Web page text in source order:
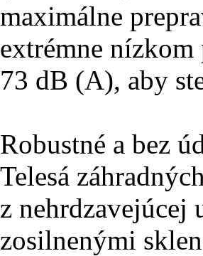
maximálne
extrémne
73 dB (A), aby
Robustné a bez
Telesá
z nehrdzavejúcej
zosilnenými